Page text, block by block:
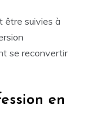
être suivies à
se reconvertir
en